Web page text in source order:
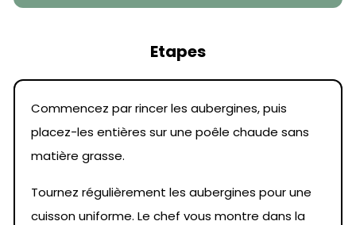
Etapes
Commencez par rincer les aubergines, puis
placez-les entières sur une poêle chaude sans
matière grasse.
Tournez régulièrement les aubergines pour une
cuisson uniforme. Le chef vous montre dans la